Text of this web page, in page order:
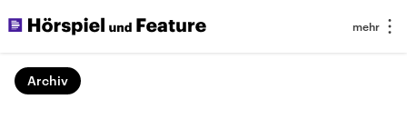
Archiv